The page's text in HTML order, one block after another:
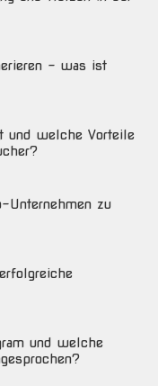
– was ist
und welche Vorteile
Unternehmen zu
und welche